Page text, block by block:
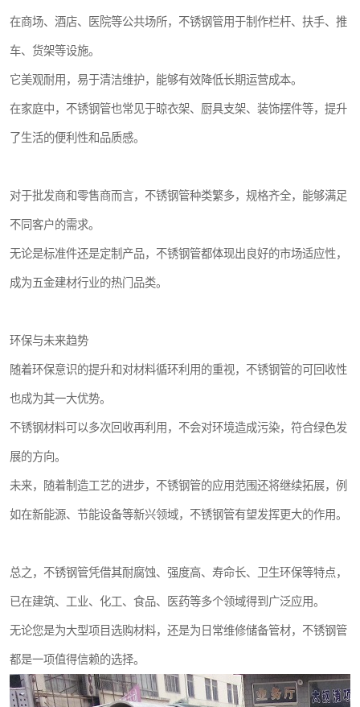
在商场、酒店、医院等公共场所，不锈钢管用于制作栏杆、扶手、推
车、货架等设施。
它美观耐用，易于清洁维护，能够有效降低长期运营成本。
在家庭中，不锈钢管也常见于晾衣架、厨具支架、装饰摆件等，提升
了生活的便利性和品质感。
对于批发商和零售商而言，不锈钢管种类繁多，规格齐全，能够满足
不同客户的需求。
无论是标准件还是定制产品，不锈钢管都体现出良好的市场适应性，
成为五金建材行业的热门品类。
环保与未来趋势
随着环保意识的提升和对材料循环利用的重视，不锈钢管的可回收性
也成为其一大优势。
不锈钢材料可以多次回收再利用，不会对环境造成污染，符合绿色发
展的方向。
未来，随着制造工艺的进步，不锈钢管的应用范围还将继续拓展，例
如在新能源、节能设备等新兴领域，不锈钢管有望发挥更大的作用。
总之，不锈钢管凭借其耐腐蚀、强度高、寿命长、卫生环保等特点，
已在建筑、工业、化工、食品、医药等多个领域得到广泛应用。
无论您是为大型项目选购材料，还是为日常维修储备管材，不锈钢管
都是一项值得信赖的选择。